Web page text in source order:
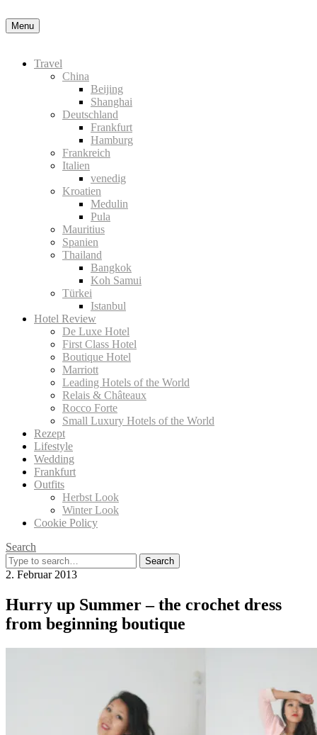
Menu
Travel
China
Beijing
Shanghai
Deutschland
Frankfurt
Hamburg
Frankreich
Italien
venedig
Kroatien
Medulin
Pula
Mauritius
Spanien
Thailand
Bangkok
Koh Samui
Türkei
Istanbul
Hotel Review
De Luxe Hotel
First Class Hotel
Boutique Hotel
Marriott
Leading Hotels of the World
Relais & Châteaux
Rocco Forte
Small Luxury Hotels of the World
Rezept
Lifestyle
Wedding
Frankfurt
Outfits
Herbst Look
Winter Look
Cookie Policy
Search
Search
for:
2. Februar 2013
Hurry up Summer – the crochet dress
from beginning boutique
Nähere Information zu den Cookies in der Datenschutzerklärung